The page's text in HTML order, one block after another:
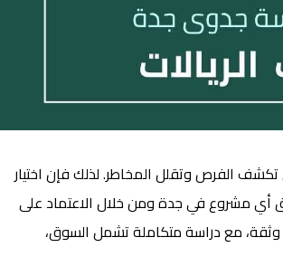
تكشف الفرص وتقلل المخاطر. لذلك فإن اختيار
مشروع في جدة ومن خلال الاعتماد على
وثقة، مع دراسة متكاملة تشمل السوق،